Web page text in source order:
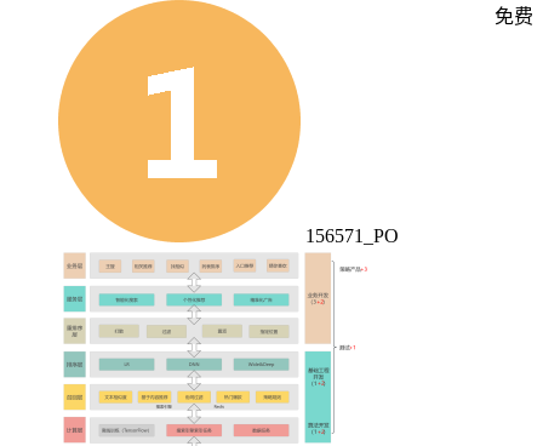
156571_PO
免费